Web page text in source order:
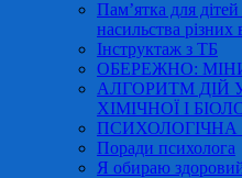
Пам’ятка для
насильства різних
Інструктаж з ТБ
ОБЕРЕЖНО:
АЛГОРИТМ ДІЙ У
ХІМІЧНОЇ І
Поради психолога
Я обираю